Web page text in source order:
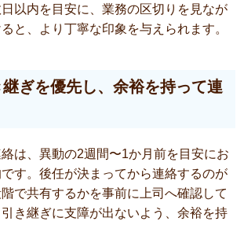
以内を目安に、業務の区切りを見なが
と、より丁寧な印象を与えられます。
継ぎを優先し、余裕を持って連
は、異動の2週間〜1か月前を目安にお
す。後任が決まってから連絡するのが
で共有するかを事前に上司へ確認して
き継ぎに支障が出ないよう、余裕を持